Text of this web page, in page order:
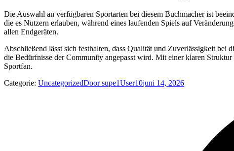
Die Auswahl an verfügbaren Sportarten bei diesem Buchmacher ist
die es Nutzern erlauben, während eines laufenden Spiels auf
allen Endgeräten.
Abschließend lässt sich festhalten, dass Qualität und Zuverlässigkeit bei
die Bedürfnisse der Community angepasst wird. Mit einer klaren
Sportfan.
Categorie: UncategorizedDoorsupe1User10juni 14, 2026